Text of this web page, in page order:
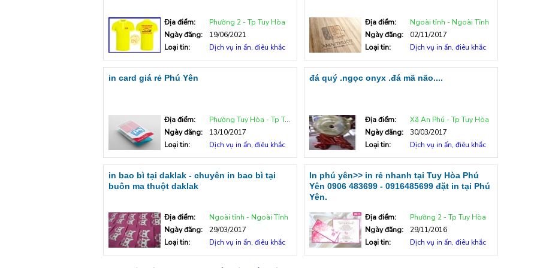
Địa điểm:
Phường 2 - Tp Tuy Hòa
Ngày đăng:
19/06/2021
Loại tin:
Dịch vụ in ấn, điêu khắc
Địa điểm:
Ngoài tỉnh - Ngoài Tỉnh
Ngày đăng:
02/11/2017
Loại tin:
Dịch vụ in ấn, điêu khắc
in card giá rẻ Phú Yên
Địa điểm:
Phường Tuy Hòa - Tp Tuy Hòa
Ngày đăng:
13/10/2017
Loại tin:
Dịch vụ in ấn, điêu khắc
đá quý .ngọc onyx .đá mã não....
Địa điểm:
Xã An Phú - Tp Tuy Hòa
Ngày đăng:
30/03/2017
Loại tin:
Dịch vụ in ấn, điêu khắc
in bao bì tại daklak - chuyên in bao bì tại
buôn ma thuột daklak
Địa điểm:
Ngoài tỉnh - Ngoài Tỉnh
Ngày đăng:
29/03/2017
Loại tin:
Dịch vụ in ấn, điêu khắc
In phú yên>> in rẻ nhanh tại Tuy Hòa Phú
Yên 0906 483699 - 0916485699 đặt in tại Phú
Yên.
Địa điểm:
Phường 2 - Tp Tuy Hòa
Ngày đăng:
29/11/2016
Loại tin:
Dịch vụ in ấn, điêu khắc